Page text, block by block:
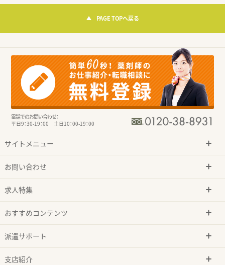
PAGE TOPへ戻る
電話でのお問い合わせ：
平日9：30-19：00 土日10：00-19：00
サイトメニュー
お問い合わせ
求人特集
おすすめコンテンツ
派遣サポート
支店紹介